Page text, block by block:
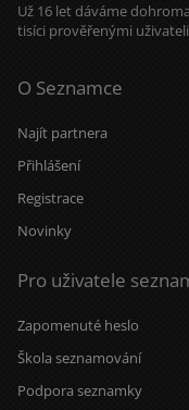
Už 16 let dáváme
tisíci prověřenými
O Seznamce
Najít partnera
Přihlášení
Registrace
Novinky
Pro uživatele
Zapomenuté heslo
Škola seznamování
Podpora seznamky